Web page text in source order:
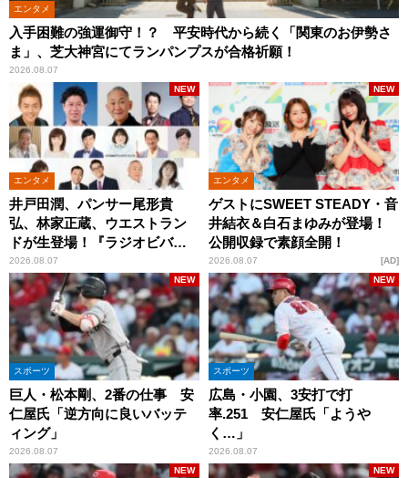
エンタメ
入手困難の強運御守！？ 平安時代から続く「関東のお伊勢さ
ま」、芝大神宮にてランパンプスが合格祈願！
2026.08.07
エンタメ
井戸田潤、パンサー尾形貴
弘、林家正蔵、ウエストラン
ドが生登場！『ラジオビバリ
ー昼ズ』
2026.08.07
NEW
エンタメ
ゲストにSWEET STEADY・音
井結衣＆白石まゆみが登場！
公開収録で素顔全開！
2026.08.07
NEW
AD
スポーツ
巨人・松本剛、2番の仕事 安
仁屋氏「逆方向に良いバッテ
ィング」
2026.08.07
NEW
スポーツ
広島・小園、3安打で打
率.251 安仁屋氏「ようや
く…」
2026.08.07
NEW
NEW NEW